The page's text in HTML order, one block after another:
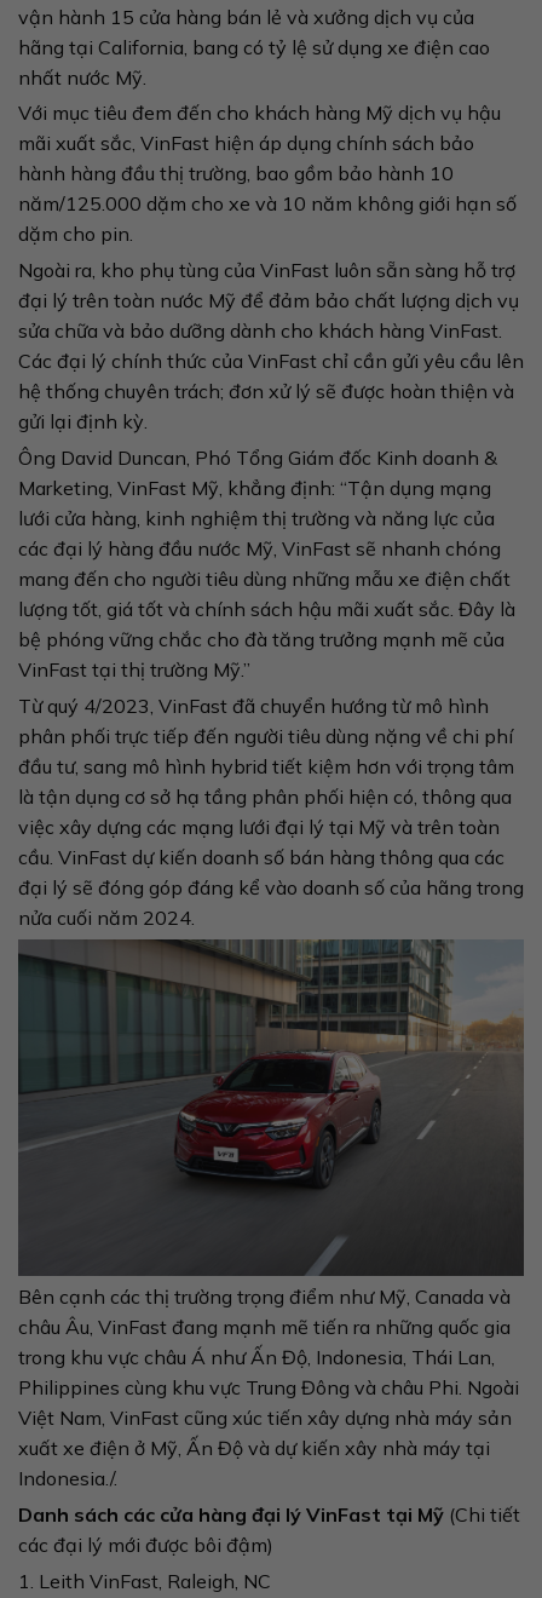
vận hành 15 cửa hàng bán lẻ và xưởng dịch vụ của
hãng tại California, bang có tỷ lệ sử dụng xe điện cao
nhất nước Mỹ.
Với mục tiêu đem đến cho khách hàng Mỹ dịch vụ hậu
mãi xuất sắc, VinFast hiện áp dụng chính sách bảo
hành hàng đầu thị trường, bao gồm bảo hành 10
năm/125.000 dặm cho xe và 10 năm không giới hạn số
dặm cho pin.
Ngoài ra, kho phụ tùng của VinFast luôn sẵn sàng hỗ trợ
đại lý trên toàn nước Mỹ để đảm bảo chất lượng dịch vụ
sửa chữa và bảo dưỡng dành cho khách hàng VinFast.
Các đại lý chính thức của VinFast chỉ cần gửi yêu cầu lên
hệ thống chuyên trách; đơn xử lý sẽ được hoàn thiện và
gửi lại định kỳ.
Ông David Duncan, Phó Tổng Giám đốc Kinh doanh &
Marketing, VinFast Mỹ, khẳng định: “Tận dụng mạng
lưới cửa hàng, kinh nghiệm thị trường và năng lực của
các đại lý hàng đầu nước Mỹ, VinFast sẽ nhanh chóng
mang đến cho người tiêu dùng những mẫu xe điện chất
lượng tốt, giá tốt và chính sách hậu mãi xuất sắc. Đây là
bệ phóng vững chắc cho đà tăng trưởng mạnh mẽ của
VinFast tại thị trường Mỹ.”
Từ quý 4/2023, VinFast đã chuyển hướng từ mô hình
phân phối trực tiếp đến người tiêu dùng nặng về chi phí
đầu tư, sang mô hình hybrid tiết kiệm hơn với trọng tâm
là tận dụng cơ sở hạ tầng phân phối hiện có, thông qua
việc xây dựng các mạng lưới đại lý tại Mỹ và trên toàn
cầu. VinFast dự kiến doanh số bán hàng thông qua các
đại lý sẽ đóng góp đáng kể vào doanh số của hãng trong
nửa cuối năm 2024.
Bên cạnh các thị trường trọng điểm như Mỹ, Canada và
châu Âu, VinFast đang mạnh mẽ tiến ra những quốc gia
trong khu vực châu Á như Ấn Độ, Indonesia, Thái Lan,
Philippines cùng khu vực Trung Đông và châu Phi. Ngoài
Việt Nam, VinFast cũng xúc tiến xây dựng nhà máy sản
xuất xe điện ở Mỹ, Ấn Độ và dự kiến xây nhà máy tại
Indonesia./.
Danh sách các cửa hàng đại lý VinFast tại Mỹ (Chi tiết
các đại lý mới được bôi đậm)
1. Leith VinFast, Raleigh, NC